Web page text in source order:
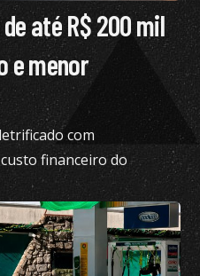
até R$ 200 mil
e menor
com
financeiro do
completa